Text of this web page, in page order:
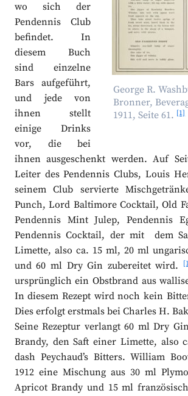
George R.
Bronner,
1911, Seite 61. [1]
wo sich der
Pendennis Club
befindet. In
diesem Buch
sind einzelne
Bars aufgeführt,
und jede von
ihnen stellt
einige Drinks
vor, die bei
ihnen ausgeschenkt werden. Auf
Leiter des Pendennis Clubs, Louis
seinem Club servierte
Punch, Lord Baltimore Cocktail, Old
Pendennis Mint Julep, Pendennis
Pendennis Cocktail, der mit dem
Limette, also ca. 15 ml, 20 ml
und 60 ml Dry Gin zubereitet wird.
ursprünglich ein Obstbrand aus
In diesem Rezept wird noch kein
Dies erfolgt erstmals bei Charles H.
Seine Rezeptur verlangt 60 ml Dry
Brandy, den Saft einer Limette, also
dash Peychaud’s Bitters. William
1912 eine Mischung aus 30 ml
Apricot Brandy und 15 ml